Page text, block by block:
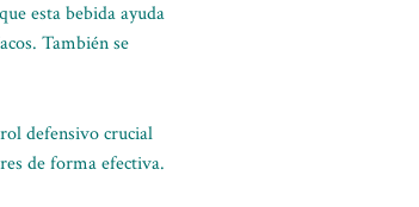
esta bebida ayuda
También se
defensivo crucial
de forma efectiva.